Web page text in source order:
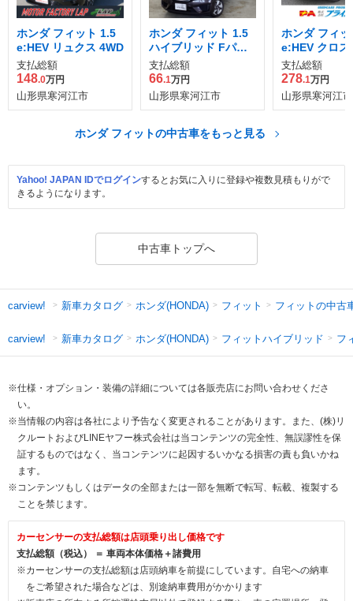
ホンダ フィット 1.5
e:HEV リュクス 4WD
支払総額
148.0万円
山形県寒河江市
ホンダ フィット 1.5
ハイブリッド Fパッ
ケージ 4WD
支払総額
66.1万円
山形県寒河江市
ホンダ フィ
e:HEV クロス
WD
支払総額
278.1万円
山形県寒河江市
ホンダ フィットの中古車をもっと見る
Yahoo! JAPAN IDでログインするとお気に入りに登録や複数見積もりがで
きるようになります。
中古車トップへ
carview! 新車カタログ ホンダ(HONDA) フィット フィットの中古
carview! 新車カタログ ホンダ(HONDA) フィットハイブリッド フ
※仕様・オプション・装備の詳細については各販売店にお問い合わせくださ
い。
※当情報の内容は各社により予告なく変更されることがあります。また、(株)リ
クルートおよびLINEヤフー株式会社は当コンテンツの完全性、無誤謬性を保
証するものではなく、当コンテンツに起因するいかなる損害の責も負いかね
ます。
※コンテンツもしくはデータの全部または一部を無断で転写、転載、複製する
ことを禁じます。
カーセンサーの支払総額は店頭乗り出し価格です
支払総額（税込） ＝ 車両本体価格＋諸費用
※カーセンサーの支払総額は店頭納車を前提にしています。自宅への納車
をご希望された場合などは、別途納車費用がかかります